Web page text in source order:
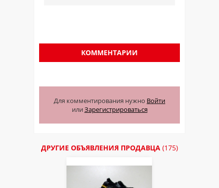
КОММЕНТАРИИ
Для комментирования нужно Войти
или Зарегистрироваться
ДРУГИЕ ОБЪЯВЛЕНИЯ ПРОДАВЦА (175)